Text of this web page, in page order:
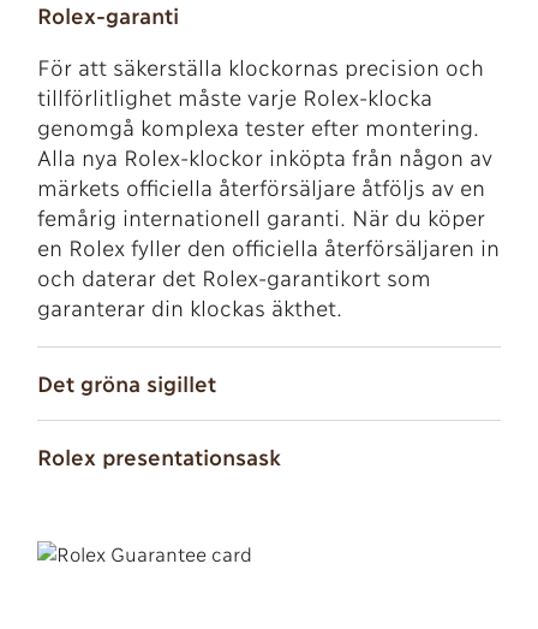
Rolex-garanti
För att säkerställa klockornas precision och
tillförlitlighet måste varje Rolex-klocka
genomgå komplexa tester efter montering.
Alla nya Rolex-klockor inköpta från någon av
märkets officiella återförsäljare åtföljs av en
femårig internationell garanti. När du köper
en Rolex fyller den officiella återförsäljaren in
och daterar det Rolex-garantikort som
garanterar din klockas äkthet.
Det gröna sigillet
Rolex presentationsask